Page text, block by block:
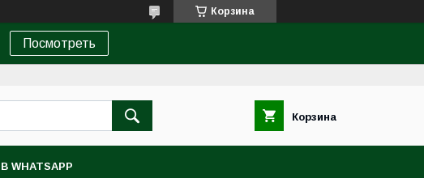
Корзина
Посмотреть
Корзина
WHATSAPP